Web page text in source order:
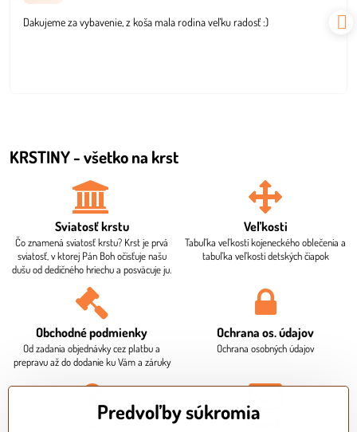
5
Dakujeme za vybavenie, z koša mala rodina veľku radosť :)
KRSTINY - všetko na krst
Sviatosť krstu
Čo znamená sviatosť krstu? Krst je prvá
sviatosť, v ktorej Pán Boh očisťuje našu
dušu od dedičného hriechu a posväcuje ju.
Veľkosti
Tabuľka veľkostí kojeneckého oblečenia a
tabuľka veľkostí detských čiapok
Obchodné podmienky
Od zadania objednávky cez platbu a
prepravu až do dodanie ku Vám a záruky
Ochrana os​. údajov
Ochrana osobných údajov
Kontakt
Predvoľby súkromia